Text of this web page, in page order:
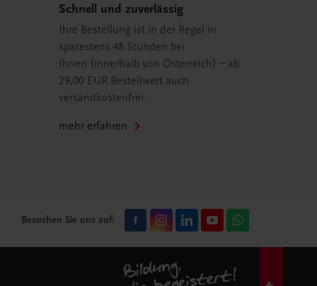
Schnell und zuverlässig
Ihre Bestellung ist in der Regel in
spätestens 48 Stunden bei
Ihnen (innerhalb von Österreich) – ab
29,00 EUR Bestellwert auch
versandkostenfrei.
mehr erfahren
Besuchen Sie uns auf: